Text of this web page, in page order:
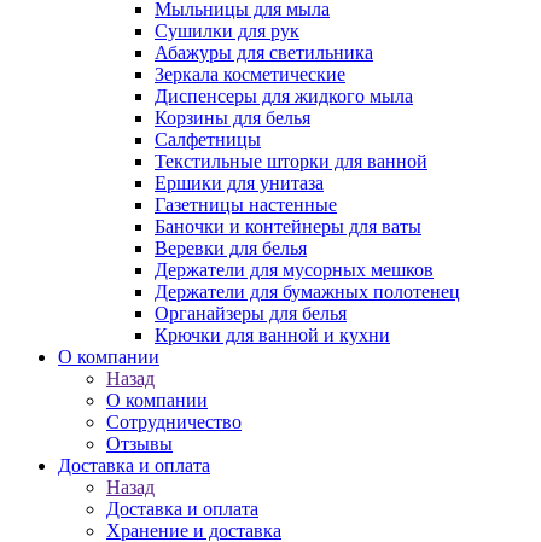
Мыльницы для мыла
Сушилки для рук
Абажуры для светильника
Зеркала косметические
Диспенсеры для жидкого мыла
Корзины для белья
Салфетницы
Текстильные шторки для ванной
Ершики для унитаза
Газетницы настенные
Баночки и контейнеры для ваты
Веревки для белья
Держатели для мусорных мешков
Держатели для бумажных полотенец
Органайзеры для белья
Крючки для ванной и кухни
О компании
Назад
О компании
Сотрудничество
Отзывы
Доставка и оплата
Назад
Доставка и оплата
Хранение и доставка